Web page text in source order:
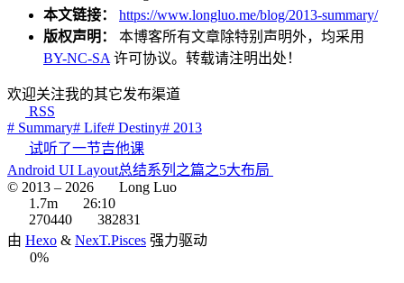
本文链接：
https://www.longluo.me/blog/2013-summary/
版权声明： 本博客所有文章除特别声明外，均采用
BY-NC-SA 许可协议。转载请注明出处！
欢迎关注我的其它发布渠道
RSS
# Summary# Life# Destiny# 2013
试听了一节吉他课
Android UI Layout总结系列之篇之5大布局
© 2013 – 2026
Long Luo
1.7m
26:10
270440
382831
由 Hexo & NexT.Pisces 强力驱动
0%